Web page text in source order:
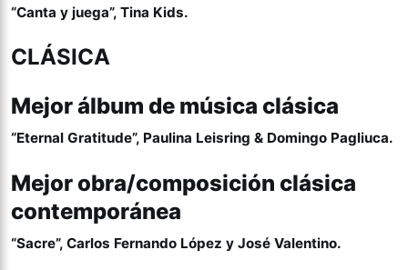
“Canta y juega”, Tina Kids.
CLÁSICA
Mejor álbum de música clásica
“Eternal Gratitude”, Paulina Leisring & Domingo Pagliuca.
Mejor obra/composición clásica
contemporánea
“Sacre”, Carlos Fernando López y José Valentino.